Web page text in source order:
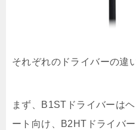
それぞれのドライバーの違
まず、B1STドライバーは
ート向け、B2HTドライバ